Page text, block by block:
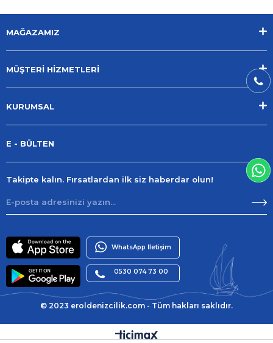
MAĞAZAMIZ
MÜŞTERİ HİZMETLERİ
KURUMSAL
E - BÜLTEN
Takipte kalın. Fırsatlardan ilk siz haberdar olun!
WhatsApp İletişim
0530 074 73 00
© 2023 eroldenizcilik.com - Tüm hakları saklıdır.